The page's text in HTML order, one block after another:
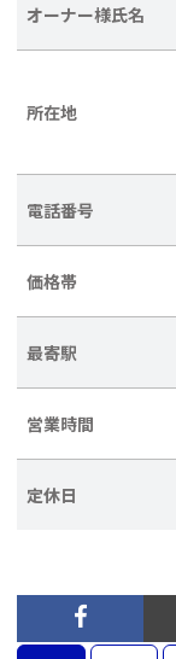
オーナー様氏名
所在地
電話番号
価格帯
最寄駅
営業時間
定休日